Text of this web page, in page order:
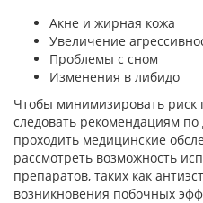
Акне и жирная кожа
Увеличение
Проблемы с сном
Изменения в либидо
Чтобы минимизировать риск
следовать рекомендациям по
проходить медицинские
рассмотреть возможность
препаратов, таких как
возникновения побочных